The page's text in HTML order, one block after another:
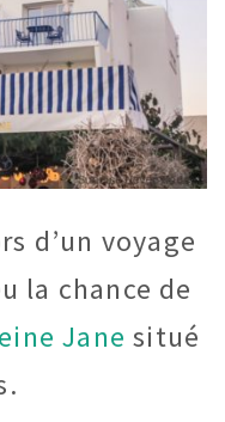
d’un voyage
la chance de
Jane situé